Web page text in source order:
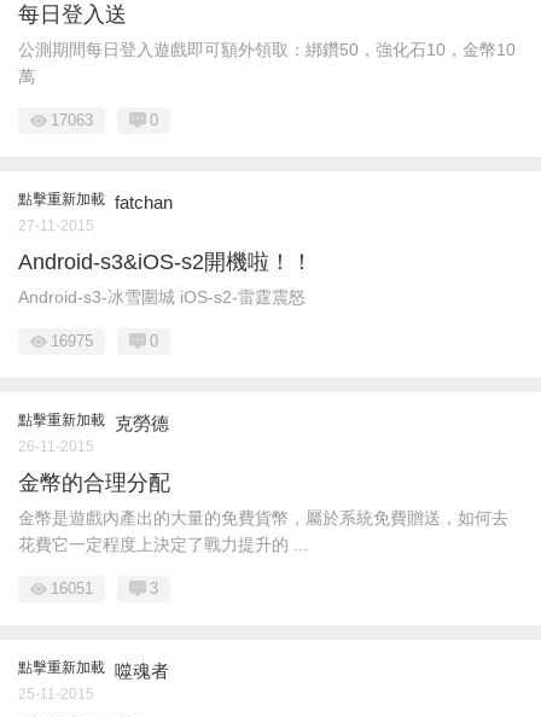
每日登入送
公測期間每日登入遊戲即可額外領取：綁鑽50，強化石10，金幣10
萬
17063 0
點擊重新加載 fatchan
27-11-2015
Android-s3&iOS-s2開機啦！！
Android-s3-冰雪圍城 iOS-s2-雷霆震怒
16975 0
點擊重新加載 克勞德
26-11-2015
金幣的合理分配
金幣是遊戲內產出的大量的免費貨幣，屬於系統免費贈送，如何去
花費它一定程度上決定了戰力提升的 ...
16051 3
點擊重新加載 噬魂者
25-11-2015